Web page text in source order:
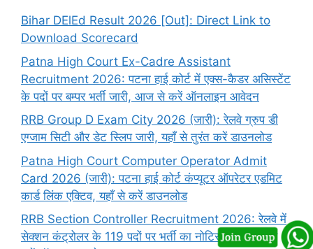
Bihar DElEd Result 2026 [Out]: Direct Link to
Download Scorecard
Patna High Court Ex-Cadre Assistant
Recruitment 2026: पटना हाई कोर्ट में एक्स-कैडर असिस्टेंट
के पदों पर बम्पर भर्ती जारी, आज से करें ऑनलाइन आवेदन
RRB Group D Exam City 2026 (जारी): रेलवे ग्रुप डी
एग्जाम सिटी और डेट स्लिप जारी, यहाँ से तुरंत करें डाउनलोड
Patna High Court Computer Operator Admit
Card 2026 (जारी): पटना हाई कोर्ट कंप्यूटर ऑपरेटर एडमिट
कार्ड लिंक एक्टिव, यहाँ से करें डाउनलोड
RRB Section Controller Recruitment 2026: रेलवे में
सेक्शन कंट्रोलर के 119 पदों पर भर्ती का नोटिस जारी, यहाँ से